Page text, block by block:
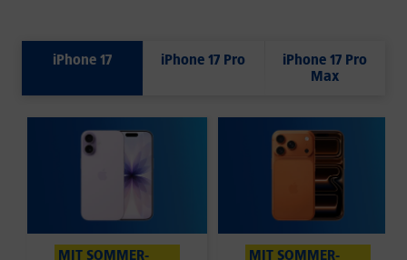
iPhone 17 iPhone 17 Pro
iPhone 17 Pro
Max
MIT SOMMER-
MIT SOMMER-